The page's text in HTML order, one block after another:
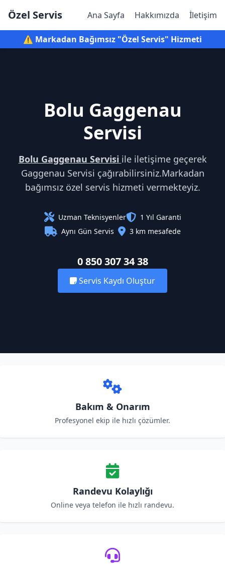
Özel Servis Ana Sayfa Hakkımızda İletişim
⚠️ Markadan Bağımsız "Özel Servis" Hizmeti
Bolu Gaggenau
Servisi
Bolu Gaggenau Servisi ile iletişime geçerek
Gaggenau Servisi çağırabilirsiniz.Markadan
bağımsız özel servis hizmeti vermekteyiz.
Uzman Teknisyenler
1 Yıl Garanti
Aynı Gün Servis
3 km mesafede
0 850 307 34 38
Servis Kaydı Oluştur
Bakım & Onarım
Profesyonel ekip ile hızlı çözümler.
Randevu Kolaylığı
Online veya telefon ile hızlı randevu.